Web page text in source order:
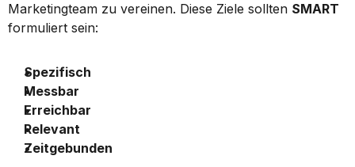
Marketingteam zu vereinen. Diese Ziele sollten SMART
formuliert sein:
Spezifisch
Messbar
Erreichbar
Relevant
Zeitgebunden